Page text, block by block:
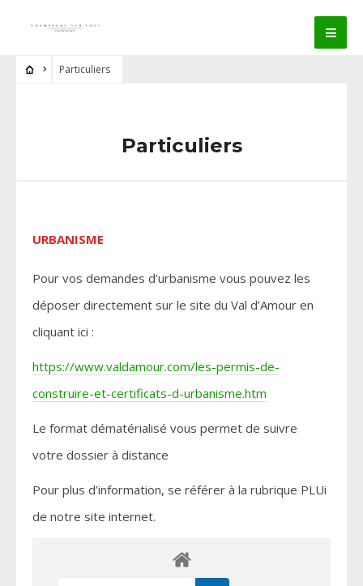
Particuliers
Particuliers
URBANISME
Pour vos demandes d’urbanisme vous pouvez les
déposer directement sur le site du Val d’Amour en
cliquant ici :
https://www.valdamour.com/les-permis-de-
construire-et-certificats-d-urbanisme.htm
Le format dématérialisé vous permet de suivre
votre dossier à distance
Pour plus d’information, se référer à la rubrique PLUi
de notre site internet.